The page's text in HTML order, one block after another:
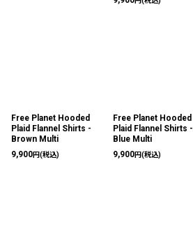
Free Planet Hooded
Plaid Flannel Shirts -
Brown Multi
9,900円(税込)
Free Planet Hooded
Plaid Flannel Shirts -
Blue Multi
9,900円(税込)